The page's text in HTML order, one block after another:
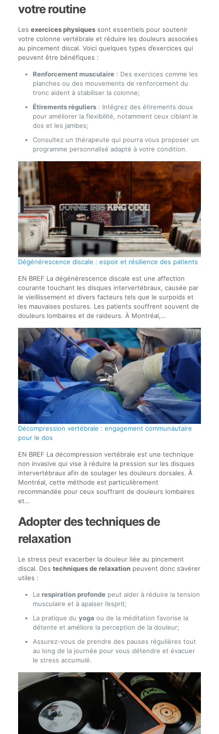
votre routine
Les exercices physiquessont essentiels pour soutenir
votre colonne vertébrale et réduire les douleurs associées
au pincement discal. Voici quelques types d’exercices qui
peuvent être bénéfiques :
Renforcement musculaire: Des exercices comme les
planches ou des mouvements de renforcement du
tronc aident à stabiliser la colonne;
Étirements réguliers: Intégrez des étirements doux
pour améliorer la flexibilité, notamment ceux ciblant le
dos et les jambes;
Consultez un thérapeute qui pourra vous proposer un
programme personnalisé adapté à votre condition.
Dégénérescence discale : espoir et résilience des patients
EN BREF La dégénérescence discale est une affection
courante touchant les disques intervertébraux, causée par
le vieillissement et divers facteurs tels que le surpoids et
les mauvaises postures. Les patients souffrent souvent de
douleurs lombaires et de raideurs. À Montréal,…
Décompression vertébrale : engagement communautaire
pour le dos
EN BREF La décompression vertébrale est une technique
non invasive qui vise à réduire la pression sur les disques
intervertébraux afin de soulager les douleurs dorsales. À
Montréal, cette méthode est particulièrement
recommandée pour ceux souffrant de douleurs lombaires
et…
Adopter des techniques de
relaxation
Le stress peut exacerber la douleur liée au pincement
discal. Des techniques de relaxationpeuvent donc s’avérer
utiles :
La respiration profondepeut aider à réduire la tension
musculaire et à apaiser l’esprit;
La pratique du yoga ou de la méditation favorise la
détente et améliore la perception de la douleur;
Assurez-vous de prendre des pauses régulières tout
au long de la journée pour vous détendre et évacuer
le stress accumulé.